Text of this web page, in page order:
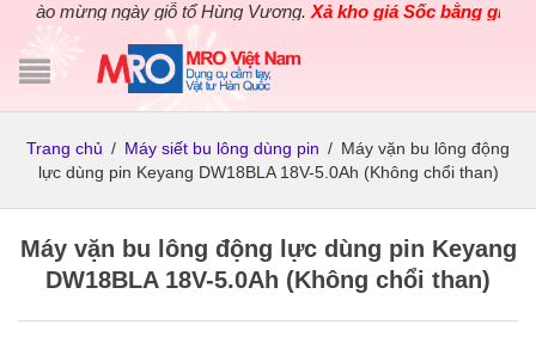
mừng ngày giỗ tổ Hùng Vương.Xả kho giá Sốc bằng giá Gốc
Trang chủ / Máy siết bu lông dùng pin / Máy vặn bu lông động
lực dùng pin Keyang DW18BLA 18V-5.0Ah (Không chổi than)
Máy vặn bu lông động lực dùng pin Keyang
DW18BLA 18V-5.0Ah (Không chổi than)